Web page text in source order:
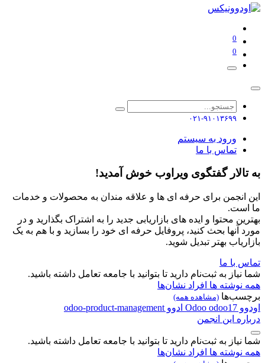
0
0
۰۲۱-۹۱۰۱۳۶۹۹
ورود به سیستم
تماس با ما
به تالار گفتگوی ویراوب خوش آمدید!
این انجمن برای حرفه ای ها و علاقه مندان به محصولات و خدمات
ما است.
بهترین محتوا و ایده های بازاریابی جدید را به اشتراک بگذارید و در
مورد آنها بحث کنید، پروفایل حرفه ای خود را بسازید و با هم به یک
بازاریاب بهتر تبدیل شوید.
تماس با ما
شما نیاز به ثبت‌نام دارید تا بتوانید با جامعه تعامل داشته باشید.
همه نوشته ها افراد نشان‌ها
برچسب‌ها (مشاهده همه)
اودوو Odoo odoo17 ادوو odoo-product-management
درباره این انجمن
شما نیاز به ثبت‌نام دارید تا بتوانید با جامعه تعامل داشته باشید.
همه نوشته ها افراد نشان‌ها